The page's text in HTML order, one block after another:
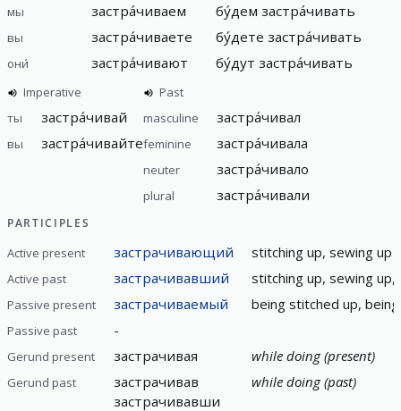
мы застра́чиваем бу́дем застра́чивать
вы застра́чиваете бу́дете застра́чивать
они́ застра́чивают бу́дут застра́чивать
Imperative
ты
застра́чивай
вы застра́чивайте
Past
masculine
застра́чивал
feminine застра́чивала
neuter застра́чивало
plural застра́чивали
PARTICIPLES
Active present застрачивающий stitching up, sewing up
Active past застрачивавший stitching up, sewing
Passive present застрачиваемый being stitched up,
Passive past -
Gerund present застрачивая while doing (present)
Gerund past
застрачивав
застрачивавши
while doing (past)